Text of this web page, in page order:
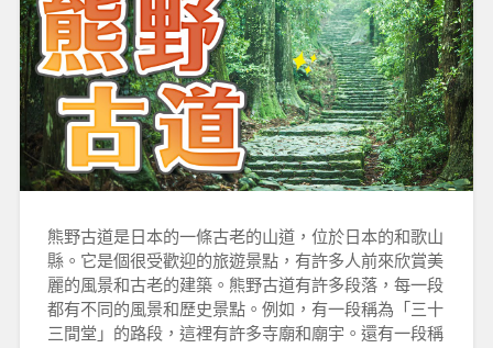
熊野古道是日本的一條古老的山道，位於日本的和歌山
縣。它是個很受歡迎的旅遊景點，有許多人前來欣賞美
麗的風景和古老的建築。熊野古道有許多段落，每一段
都有不同的風景和歷史景點。例如，有一段稱為「三十
三間堂」的路段，這裡有許多寺廟和廟宇。還有一段稱